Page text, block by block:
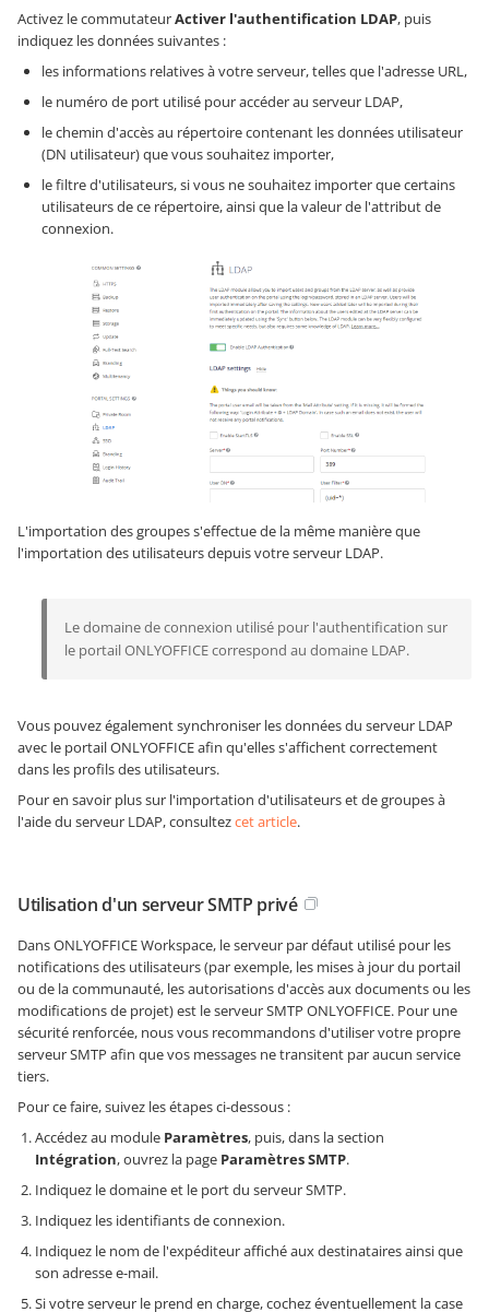
Activez le commutateurActiver l'authentification LDAP, puis
indiquez les données suivantes :
les informations relatives à votre serveur, telles que l'adresse URL,
le numéro de port utilisé pour accéder au serveur LDAP,
le chemin d'accès au répertoire contenant les données utilisateur
(DN utilisateur) que vous souhaitez importer,
le filtre d'utilisateurs, si vous ne souhaitez importer que certains
utilisateurs de ce répertoire, ainsi que la valeur de l'attribut de
connexion.
L'importation des groupes s'effectue de la même manière que
l'importation des utilisateurs depuis votre serveur LDAP.
Le domaine de connexion utilisé pour l'authentification sur
le portail ONLYOFFICE correspond au domaine LDAP.
Vous pouvez également synchroniser les données du serveur LDAP
avec le portail ONLYOFFICE afin qu'elles s'affichent correctement
dans les profils des utilisateurs.
Pour en savoir plus sur l'importation d'utilisateurs et de groupes à
l'aide du serveur LDAP, consultezcet article.
Utilisation d'un serveur SMTP privé
Dans ONLYOFFICE Workspace, le serveur par défaut utilisé pour les
notifications des utilisateurs (par exemple, les mises à jour du portail
ou de la communauté, les autorisations d'accès aux documents ou les
modifications de projet) est le serveur SMTP ONLYOFFICE. Pour une
sécurité renforcée, nous vous recommandons d'utiliser votre propre
serveur SMTP afin que vos messages ne transitent par aucun service
tiers.
Pour ce faire, suivez les étapes ci-dessous :
Accédez au module Paramètres, puis, dans la section
Intégration, ouvrez la page Paramètres SMTP.
Indiquez le domaine et le port du serveur SMTP.
Indiquez les identifiants de connexion.
Indiquez le nom de l'expéditeur affiché aux destinataires ainsi que
son adresse e-mail.
Si votre serveur le prend en charge, cochez éventuellement la case